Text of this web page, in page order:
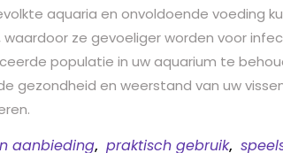
aquaria en onvoldoende voeding
ze gevoeliger worden voor
populatie in uw aquarium te
gezondheid en weerstand van uw
aanbieding, praktisch gebruik,